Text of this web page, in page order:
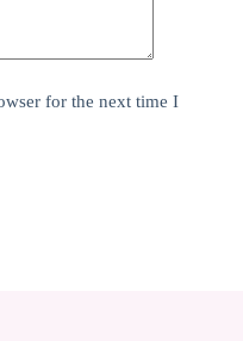
for the next time I